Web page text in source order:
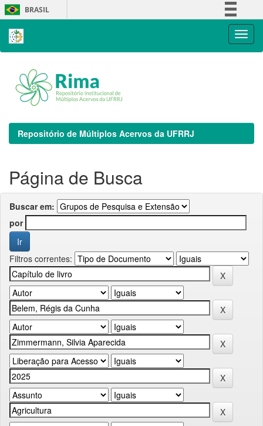
Skip
navigation
BRASIL
Repositório de Múltiplos Acervos da UFRRJ
Página de Busca
Buscar em:
por
Filtros correntes: